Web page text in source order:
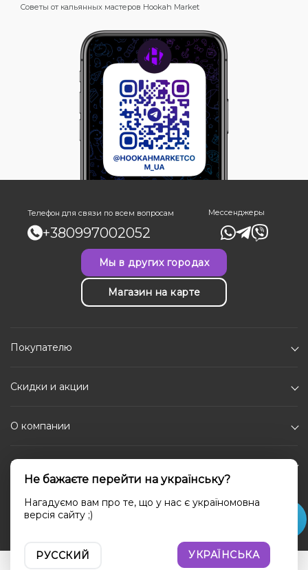
Советы от кальянных мастеров Hookah Market
Телефон для связи по всем вопросам
+380997002052
Мессенджеры
Мы в других городах
Магазин на карте
Покупателю
Скидки и акции
О компании
Каталог
Социальные сети
Не бажаєте перейти на українську?
Нагадуємо вам про те, що у нас є україномовна
версія сайту ;)
РУССКИЙ УКРАЇНСЬКА